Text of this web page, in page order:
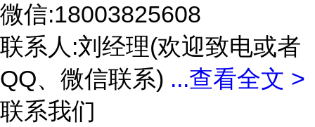
微信:18003825608
联系人:刘经理(欢迎致电或者
QQ、微信联系) ...查看全文 >
联系我们